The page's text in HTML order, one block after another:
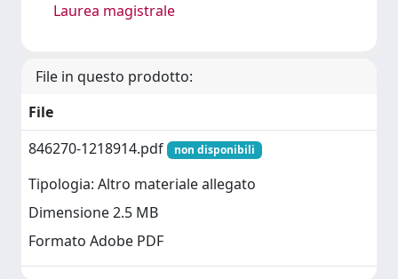
Laurea magistrale
File in questo prodotto:
File
846270-1218914.pdf
non disponibili
Tipologia: Altro materiale allegato
Dimensione 2.5 MB
Formato Adobe PDF